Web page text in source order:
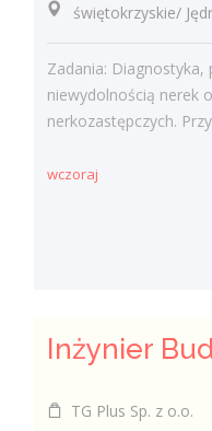
świętokrzyskie/
Zadania:
niewydolnością nerek
nerkozastępczych.
wczoraj
Inżynier
TG Plus Sp. z o.o.